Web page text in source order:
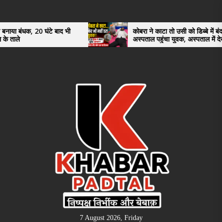
the
content
घंटे बाद भी
कोबरा ने काटा तो उसी को डिब्बे में बंद कर
अस्पताल पहुंचा युवक, अस्पताल में देखकर डॉक्टर
भी रह गए हैरान
7 August 2026, Friday